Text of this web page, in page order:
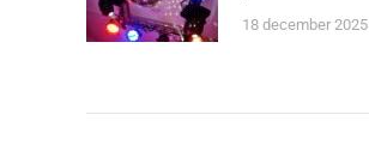
18 december 2025